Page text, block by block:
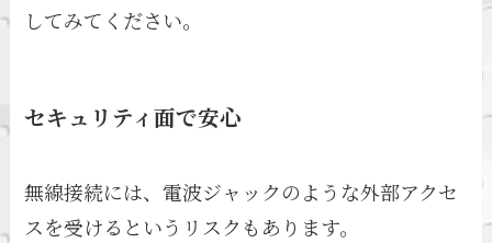
してみてください。
セキュリティ面で安心
無線接続には、電波ジャックのような外部アクセ
スを受けるというリスクもあります。